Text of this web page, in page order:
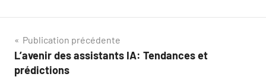
Navigation
de
Publication précédente
L’avenir des assistants IA: Tendances et
prédictions